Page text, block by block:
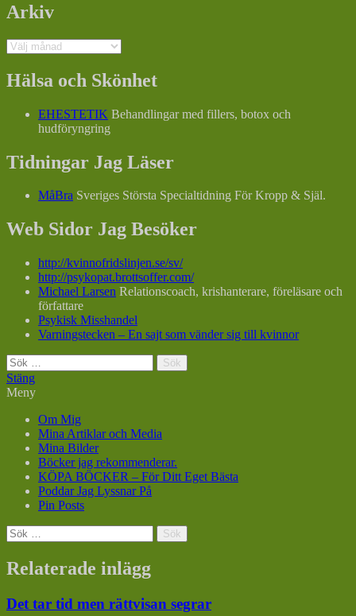
Arkiv
Arkiv
Hälsa och Skönhet
EHESTETIK Behandlingar med fillers, botox och
hudföryngring
Tidningar Jag Läser
MåBra Sveriges Största Specialtidning För Kropp & Själ.
Web Sidor Jag Besöker
http://kvinnofridslinjen.se/sv/
http://psykopat.brottsoffer.com/
Michael Larsen Relationscoach, krishanterare, föreläsare och
författare
Psykisk Misshandel
Varningstecken – En sajt som vänder sig till kvinnor
Sök
efter:
Stäng
Meny
Om Mig
Mina Artiklar och Media
Mina Bilder
Böcker jag rekommenderar.
KÖPA BÖCKER – För Ditt Eget Bästa
Poddar Jag Lyssnar På
Pin Posts
Sök
efter:
Relaterade inlägg
Det tar tid men rättvisan segrar